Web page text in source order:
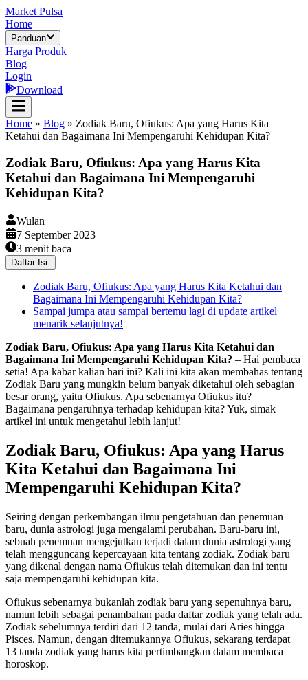
Market Pulsa
Home
Panduan
Harga Produk
Blog
Login
Download
Home » Blog » Zodiak Baru, Ofiukus: Apa yang Harus Kita
Ketahui dan Bagaimana Ini Mempengaruhi Kehidupan Kita?
Zodiak Baru, Ofiukus: Apa yang Harus Kita
Ketahui dan Bagaimana Ini Mempengaruhi
Kehidupan Kita?
Wulan
7 September 2023
3 menit baca
Daftar Isi-
Zodiak Baru, Ofiukus: Apa yang Harus Kita Ketahui dan
Bagaimana Ini Mempengaruhi Kehidupan Kita?
Sampai jumpa atau sampai bertemu lagi di update artikel
menarik selanjutnya!
Zodiak Baru, Ofiukus: Apa yang Harus Kita Ketahui dan
Bagaimana Ini Mempengaruhi Kehidupan Kita? – Hai pembaca
setia! Apa kabar kalian hari ini? Kali ini kita akan membahas tentang
Zodiak Baru yang mungkin belum banyak diketahui oleh sebagian
besar orang, yaitu Ofiukus. Apa sebenarnya Ofiukus itu?
Bagaimana pengaruhnya terhadap kehidupan kita? Yuk, simak
artikel ini untuk mengetahui lebih lanjut!
Zodiak Baru, Ofiukus: Apa yang Harus
Kita Ketahui dan Bagaimana Ini
Mempengaruhi Kehidupan Kita?
Seiring dengan perkembangan ilmu pengetahuan dan penemuan
baru, dunia astrologi juga mengalami perubahan. Baru-baru ini,
sebuah penemuan mengejutkan terjadi dalam dunia astrologi yang
telah mengguncang kepercayaan kita tentang zodiak. Zodiak baru
yang dikenal dengan nama Ofiukus telah ditemukan dan ini tentu
saja mempengaruhi kehidupan kita.
Ofiukus sebenarnya bukanlah zodiak baru yang sepenuhnya baru,
namun lebih sebagai penambahan pada daftar zodiak yang telah ada.
Zodiak sebelumnya terdiri dari 12 tanda, mulai dari Aries hingga
Pisces. Namun, dengan ditemukannya Ofiukus, sekarang terdapat
13 tanda zodiak yang harus kita pertimbangkan dalam membaca
horoskop.